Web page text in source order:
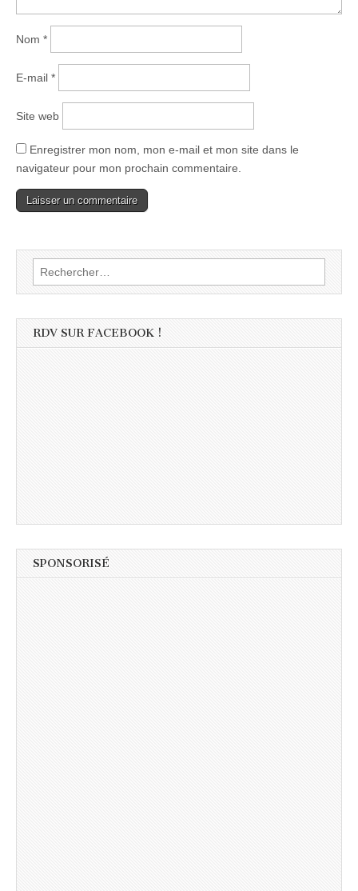
Nom *
E-mail *
Site web
Enregistrer mon nom, mon e-mail et mon site dans le
navigateur pour mon prochain commentaire.
Rechercher :
RDV SUR FACEBOOK !
SPONSORISÉ